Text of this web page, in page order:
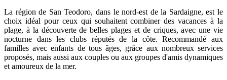
La région de San Teodoro, dans le nord-est de la Sardaigne, est le
choix idéal pour ceux qui souhaitent combiner des vacances à la
plage, à la découverte de belles plages et de criques, avec une vie
nocturne dans les clubs réputés de la côte. Recommandé aux
familles avec enfants de tous âges, grâce aux nombreux services
proposés, mais aussi aux couples ou aux groupes d'amis dynamiques
et amoureux de la mer.